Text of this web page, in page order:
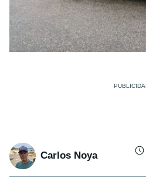
Carlos Noya